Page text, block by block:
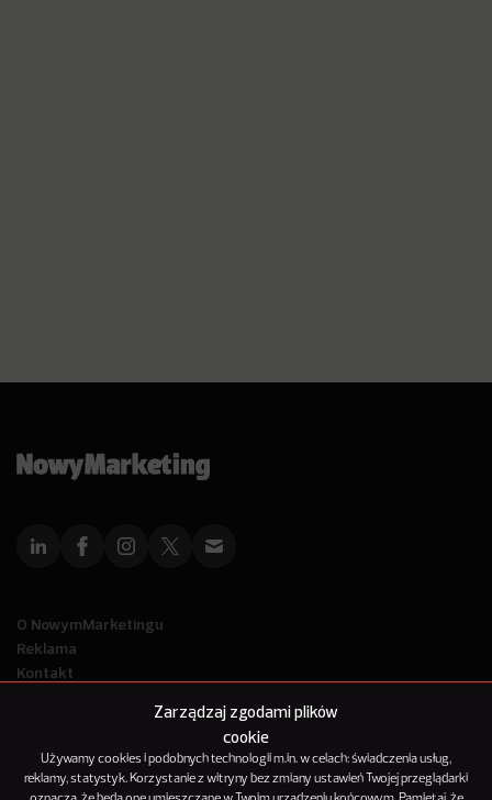
Zarządzaj zgodami plików
cookie
Używamy cookies i podobnych technologii m.in. w celach: świadczenia usług,
reklamy, statystyk. Korzystanie z witryny bez zmiany ustawień Twojej przeglądarki
O NowymMarketingu
Reklama
Kontakt